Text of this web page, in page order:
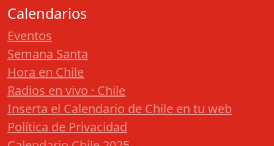
Calendarios
Eventos
Semana Santa
Hora en Chile
Radios en vivo · Chile
Inserta el Calendario de Chile en tu web
Política de Privacidad